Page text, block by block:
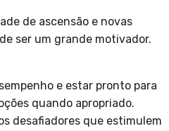
de ascensão e novas
ser um grande motivador.
e estar pronto para
quando apropriado.
desafiadores que estimulem